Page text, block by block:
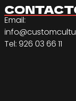
Email:
Tel: 926 03 66 11